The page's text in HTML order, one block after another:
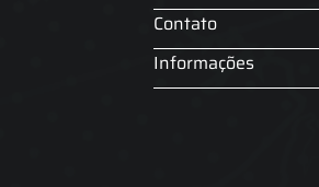
Contato
Informações